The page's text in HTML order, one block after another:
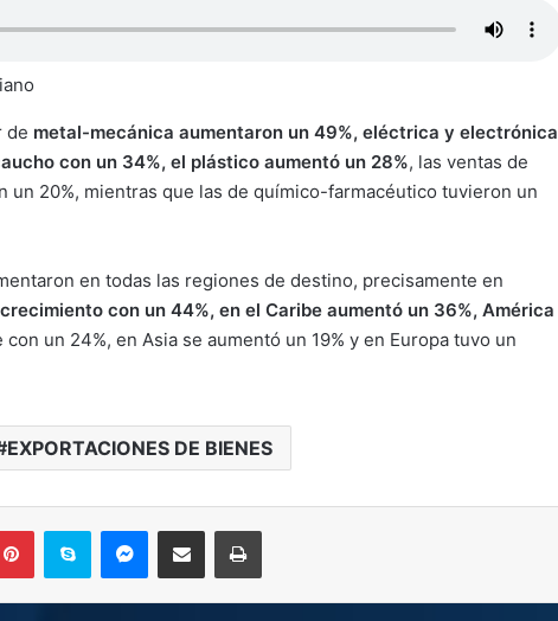
de metal-mecánica aumentaron un 49%, eléctrica y electrónica
con un 34%, el plástico aumentó un 28%, las ventas de
un 20%, mientras que las de químico-farmacéutico tuvieron un
en todas las regiones de destino, precisamente en
con un 44%, en el Caribe aumentó un 36%, América
un 24%, en Asia se aumentó un 19% y en Europa tuvo un
EXPORTACIONES DE BIENES
PinterestSkype MessengerCompartir por correo electrónicoImprimir